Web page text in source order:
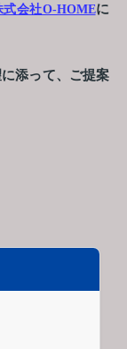
式会社O-HOMEに
添って、ご提案